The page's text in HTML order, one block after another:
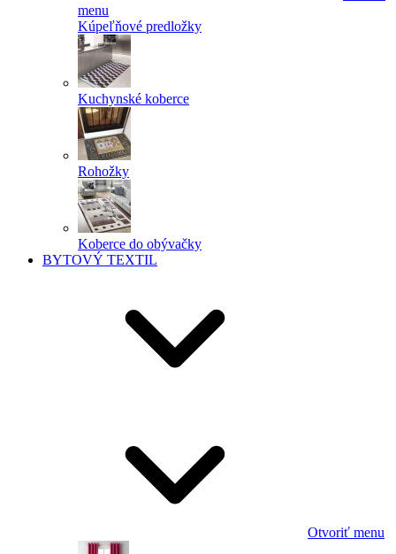
menu
Kúpeľňové predložky
Kuchynské koberce
Rohožky
Koberce do obývačky
BYTOVÝ TEXTIL
Otvoriť menu